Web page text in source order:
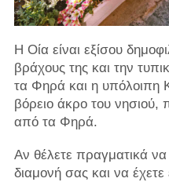
Η Οία είναι εξίσου
βράχους της και την
τα Φηρά και η υπόλοιπη
βόρειο άκρο του νησιού,
από τα Φηρά.
Αν θέλετε πραγματικά
διαμονή σας και να